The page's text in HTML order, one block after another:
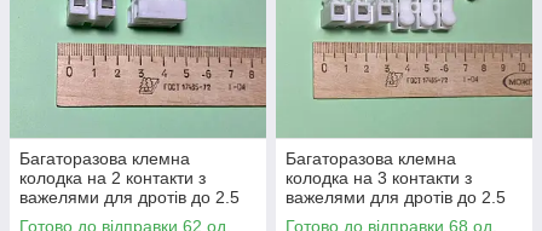
Багаторазова клемна
колодка на 2 контакти з
важелями для дротів до 2.5
мм2.
Готово до відправки 62 од.
Багаторазова клемна
колодка на 3 контакти з
важелями для дротів до 2.5
мм².
Готово до відправки 68 од.